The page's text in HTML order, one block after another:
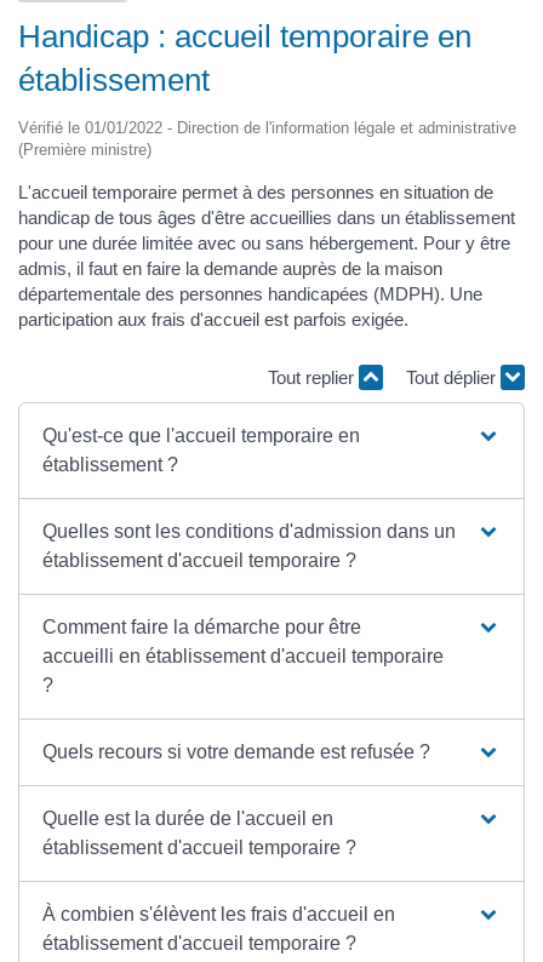
Handicap : accueil temporaire en
établissement
Vérifié le 01/01/2022 - Direction de l'information légale et administrative
(Première ministre)
L'accueil temporaire permet à des personnes en situation de
handicap de tous âges d'être accueillies dans un établissement
pour une durée limitée avec ou sans hébergement. Pour y être
admis, il faut en faire la demande auprès de la maison
départementale des personnes handicapées (MDPH). Une
participation aux frais d'accueil est parfois exigée.
Tout replier Tout déplier
Qu'est-ce que l'accueil temporaire en
établissement ?
Quelles sont les conditions d'admission dans un
établissement d'accueil temporaire ?
Comment faire la démarche pour être
accueilli en établissement d'accueil temporaire
?
Quels recours si votre demande est refusée ?
Quelle est la durée de l'accueil en
établissement d'accueil temporaire ?
À combien s'élèvent les frais d'accueil en
établissement d'accueil temporaire ?